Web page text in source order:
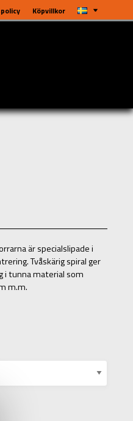
Köpvillkor
är specialslipade i
Tvåskärig spiral ger
i tunna material som
m.m.